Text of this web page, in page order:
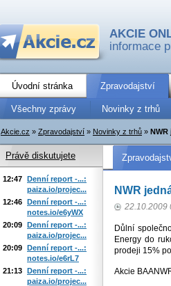
AKCIE
informace
Úvodní stránka Zpravodajství
Všechny zprávy Novinky z trhů
Akcie.cz » Zpravodajství » Novinky z trhů » NWR
NWR
22.10.2009
Důlní
Energy do
prodeji 15%
Akcie
Právě diskutujete
12:47 Denní report -...:
paiza.io/projec...
12:46 Denní report -...:
notes.io/e6yWX
20:09 Denní report -...:
paiza.io/projec...
20:09 Denní report -...:
notes.io/e6rL7
21:13 Denní report -...:
paiza.io/projec...